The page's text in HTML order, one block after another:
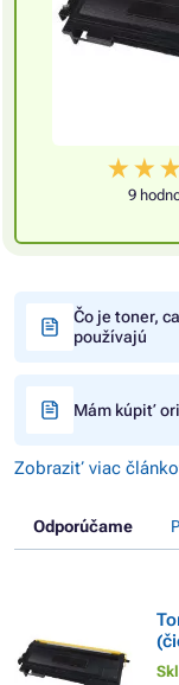
9
Čo je toner,
používajú
Mám kúpiť
Zobraziť viac
Odporúčame